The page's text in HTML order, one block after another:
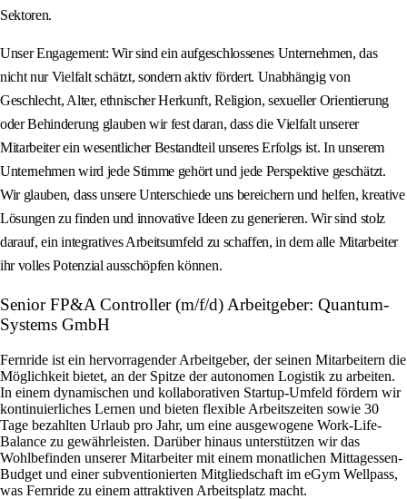
Sektoren.
Unser Engagement: Wir sind ein aufgeschlossenes Unternehmen, das
nicht nur Vielfalt schätzt, sondern aktiv fördert. Unabhängig von
Geschlecht, Alter, ethnischer Herkunft, Religion, sexueller Orientierung
oder Behinderung glauben wir fest daran, dass die Vielfalt unserer
Mitarbeiter ein wesentlicher Bestandteil unseres Erfolgs ist. In unserem
Unternehmen wird jede Stimme gehört und jede Perspektive geschätzt.
Wir glauben, dass unsere Unterschiede uns bereichern und helfen, kreative
Lösungen zu finden und innovative Ideen zu generieren. Wir sind stolz
darauf, ein integratives Arbeitsumfeld zu schaffen, in dem alle Mitarbeiter
ihr volles Potenzial ausschöpfen können.
Senior FP&A Controller (m/f/d) Arbeitgeber: Quantum-
Systems GmbH
Fernride ist ein hervorragender Arbeitgeber, der seinen Mitarbeitern die
Möglichkeit bietet, an der Spitze der autonomen Logistik zu arbeiten.
In einem dynamischen und kollaborativen Startup-Umfeld fördern wir
kontinuierliches Lernen und bieten flexible Arbeitszeiten sowie 30
Tage bezahlten Urlaub pro Jahr, um eine ausgewogene Work-Life-
Balance zu gewährleisten. Darüber hinaus unterstützen wir das
Wohlbefinden unserer Mitarbeiter mit einem monatlichen Mittagessen-
Budget und einer subventionierten Mitgliedschaft im eGym Wellpass,
was Fernride zu einem attraktiven Arbeitsplatz macht.